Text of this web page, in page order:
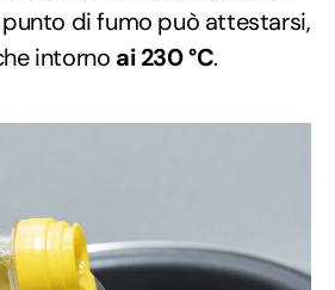
punto di fumo può attestarsi,
intorno ai 230 °C.